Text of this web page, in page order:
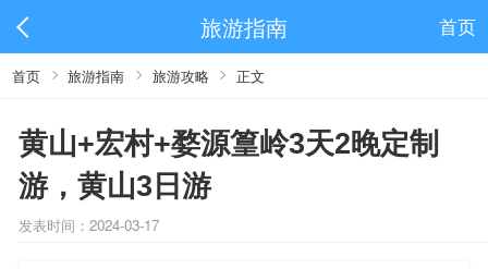
旅游指南 首页
首页 旅游指南 旅游攻略 正文
黄山+宏村+婺源篁岭3天2晚定制
游，黄山3日游
发表时间：2024-03-17